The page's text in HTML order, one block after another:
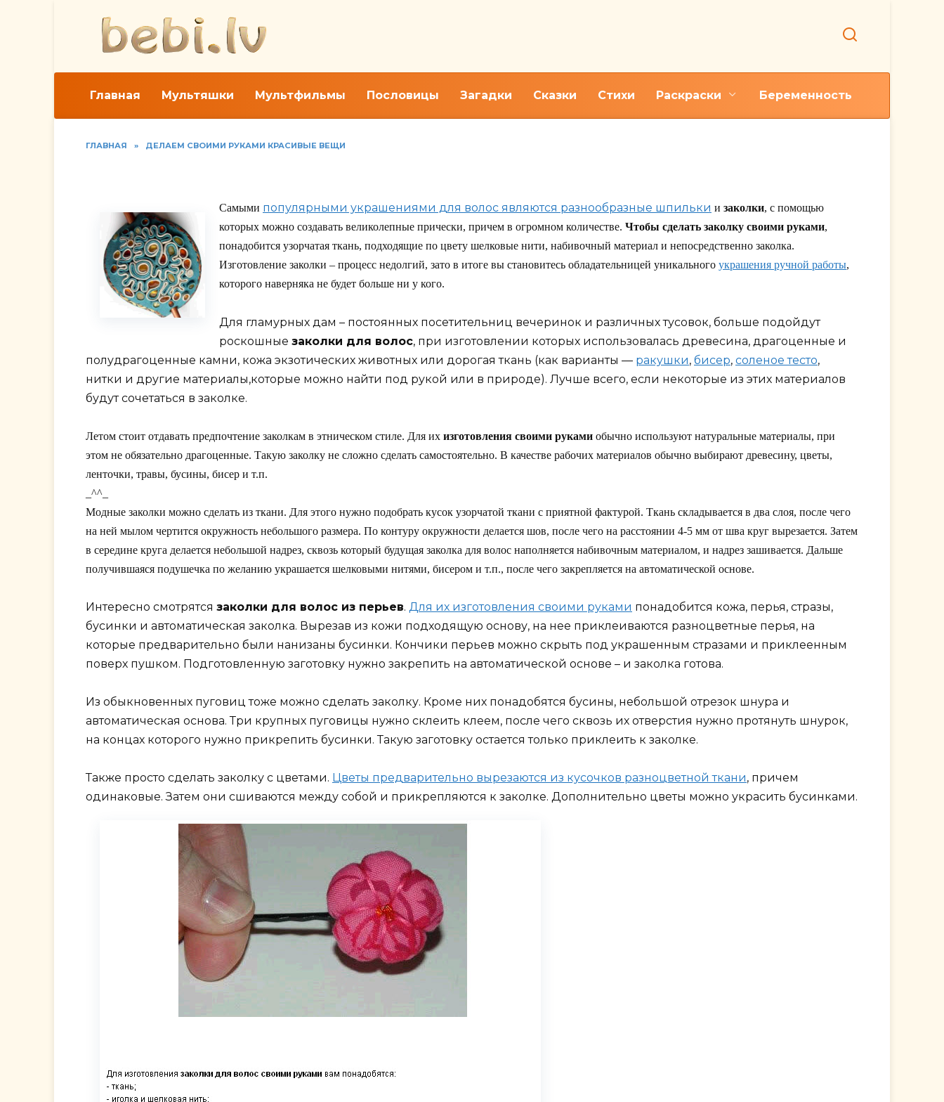
Главная Мультяшки Мультфильмы Пословицы Загадки Сказки Стихи Раскраски Беременность
ГЛАВНАЯ » ДЕЛАЕМ СВОИМИ РУКАМИ КРАСИВЫЕ ВЕЩИ
Самыми популярными украшениями для волос являются разнообразные шпильки и заколки, с помощью
которых можно создавать великолепные прически, причем в огромном количестве. Чтобы сделать заколку своими руками,
понадобится узорчатая ткань, подходящие по цвету шелковые нити, набивочный материал и непосредственно заколка.
Изготовление заколки – процесс недолгий, зато в итоге вы становитесь обладательницей уникального украшения ручной работы,
которого наверняка не будет больше ни у кого.
Для гламурных дам – постоянных посетительниц вечеринок и различных тусовок, больше подойдут
роскошные заколки для волос, при изготовлении которых использовалась древесина, драгоценные и
полудрагоценные камни, кожа экзотических животных или дорогая ткань (как варианты — ракушки, бисер, соленое тесто,
нитки и другие материалы,которые можно найти под рукой или в природе). Лучше всего, если некоторые из этих материалов
будут сочетаться в заколке.
Летом стоит отдавать предпочтение заколкам в этническом стиле. Для их изготовления своими руками обычно используют натуральные материалы, при
этом не обязательно драгоценные. Такую заколку не сложно сделать самостоятельно. В качестве рабочих материалов обычно выбирают древесину, цветы,
ленточки, травы, бусины, бисер и т.п.
_^^_
Модные заколки можно сделать из ткани. Для этого нужно подобрать кусок узорчатой ткани с приятной фактурой. Ткань складывается в два слоя, после чего
на ней мылом чертится окружность небольшого размера. По контуру окружности делается шов, после чего на расстоянии 4-5 мм от шва круг вырезается. Затем
в середине круга делается небольшой надрез, сквозь который будущая заколка для волос наполняется набивочным материалом, и надрез зашивается. Дальше
получившаяся подушечка по желанию украшается шелковыми нитями, бисером и т.п., после чего закрепляется на автоматической основе.
Интересно смотрятся заколки для волос из перьев. Для их изготовления своими руками понадобится кожа, перья, стразы,
бусинки и автоматическая заколка. Вырезав из кожи подходящую основу, на нее приклеиваются разноцветные перья, на
которые предварительно были нанизаны бусинки. Кончики перьев можно скрыть под украшенным стразами и приклеенным
поверх пушком. Подготовленную заготовку нужно закрепить на автоматической основе – и заколка готова.
Из обыкновенных пуговиц тоже можно сделать заколку. Кроме них понадобятся бусины, небольшой отрезок шнура и
автоматическая основа. Три крупных пуговицы нужно склеить клеем, после чего сквозь их отверстия нужно протянуть шнурок,
на концах которого нужно прикрепить бусинки. Такую заготовку остается только приклеить к заколке.
Также просто сделать заколку с цветами. Цветы предварительно вырезаются из кусочков разноцветной ткани, причем
одинаковые. Затем они сшиваются между собой и прикрепляются к заколке. Дополнительно цветы можно украсить бусинками.